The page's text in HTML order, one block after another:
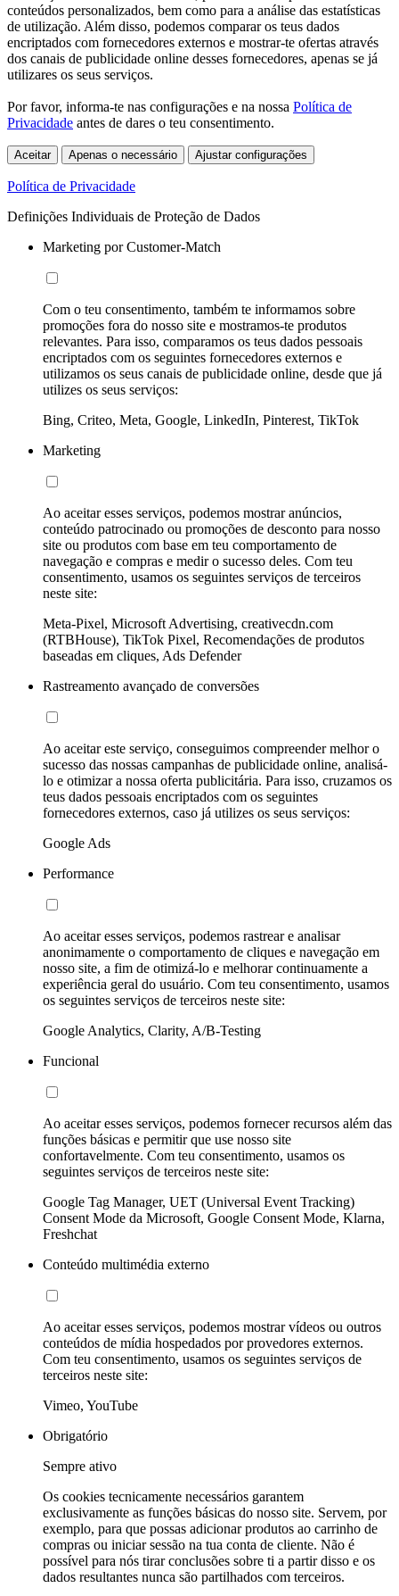
conteúdos personalizados, bem como para a análise das estatísticas
de utilização. Além disso, podemos comparar os teus dados
encriptados com fornecedores externos e mostrar-te ofertas através
dos canais de publicidade online desses fornecedores, apenas se já
utilizares os seus serviços.
Por favor, informa-te nas configurações e na nossa Política de
Privacidade antes de dares o teu consentimento.
Aceitar Apenas o necessário Ajustar configurações
Política de Privacidade
Definições Individuais de Proteção de Dados
Marketing por Customer-Match
Com o teu consentimento, também te informamos sobre
promoções fora do nosso site e mostramos-te produtos
relevantes. Para isso, comparamos os teus dados pessoais
encriptados com os seguintes fornecedores externos e
utilizamos os seus canais de publicidade online, desde que já
utilizes os seus serviços:
Bing, Criteo, Meta, Google, LinkedIn, Pinterest, TikTok
Marketing
Ao aceitar esses serviços, podemos mostrar anúncios,
conteúdo patrocinado ou promoções de desconto para nosso
site ou produtos com base em teu comportamento de
navegação e compras e medir o sucesso deles. Com teu
consentimento, usamos os seguintes serviços de terceiros
neste site:
Meta-Pixel, Microsoft Advertising, creativecdn.com
(RTBHouse), TikTok Pixel, Recomendações de produtos
baseadas em cliques, Ads Defender
Rastreamento avançado de conversões
Ao aceitar este serviço, conseguimos compreender melhor o
sucesso das nossas campanhas de publicidade online, analisá-
lo e otimizar a nossa oferta publicitária. Para isso, cruzamos os
teus dados pessoais encriptados com os seguintes
fornecedores externos, caso já utilizes os seus serviços:
Google Ads
Performance
Ao aceitar esses serviços, podemos rastrear e analisar
anonimamente o comportamento de cliques e navegação em
nosso site, a fim de otimizá-lo e melhorar continuamente a
experiência geral do usuário. Com teu consentimento, usamos
os seguintes serviços de terceiros neste site:
Google Analytics, Clarity, A/B-Testing
Funcional
Ao aceitar esses serviços, podemos fornecer recursos além das
funções básicas e permitir que use nosso site
confortavelmente. Com teu consentimento, usamos os
seguintes serviços de terceiros neste site:
Google Tag Manager, UET (Universal Event Tracking)
Consent Mode da Microsoft, Google Consent Mode, Klarna,
Freshchat
Conteúdo multimédia externo
Ao aceitar esses serviços, podemos mostrar vídeos ou outros
conteúdos de mídia hospedados por provedores externos.
Com teu consentimento, usamos os seguintes serviços de
terceiros neste site:
Vimeo, YouTube
Obrigatório
Sempre ativo
Os cookies tecnicamente necessários garantem
exclusivamente as funções básicas do nosso site. Servem, por
exemplo, para que possas adicionar produtos ao carrinho de
compras ou iniciar sessão na tua conta de cliente. Não é
possível para nós tirar conclusões sobre ti a partir disso e os
dados resultantes nunca são partilhados com terceiros.